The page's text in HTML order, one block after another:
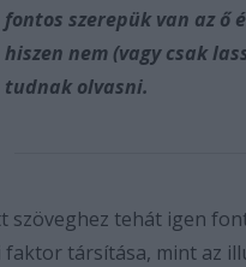
fontos szerepük van az ő
hiszen nem (vagy csak
tudnak olvasni.
szöveghez tehát igen
faktor társítása, mint az